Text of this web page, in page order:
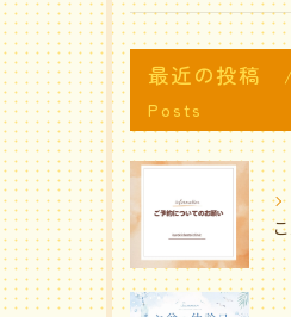
最近の投稿
Posts